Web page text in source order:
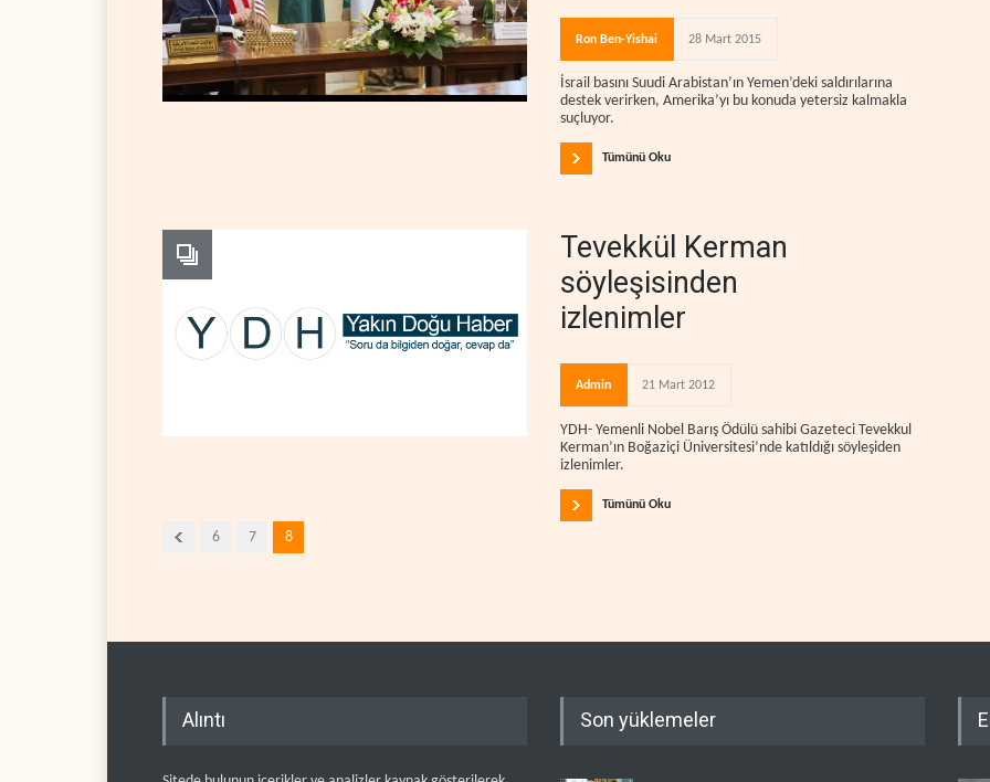
Ron Ben-Yishai 28 Mart 2015
İsrail basını Suudi Arabistan’ın Yemen’deki saldırılarına
destek verirken, Amerika’yı bu konuda yetersiz kalmakla
suçluyor.
Tümünü Oku
Tevekkül Kerman
söyleşisinden
izlenimler
Admin 21 Mart 2012
YDH- Yemenli Nobel Barış Ödülü sahibi Gazeteci Tevekkul
Kerman’ın Boğaziçi Üniversitesi’nde katıldığı söyleşiden
izlenimler.
Tümünü Oku
6 7 8
Alıntı Son yüklemeler